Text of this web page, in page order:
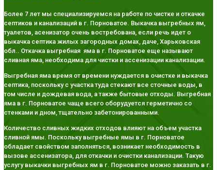
Более 7 лет мы специализируемся на работе по чистке и откачке
септиков и канализаций в г. Порноватое. Выкачка выгребных ям,
туалетов, асенизатор очень востребована, если речь идет о
выкачка септика жилых загородных домах, даче, Харьковская
обл.. Откачка выгребная яма в г. Порноватое еще называют
сливная яма, необходима для чистки и ассенизации канализации.
Выгребная яма время от времени нуждается в очистке и выкачка
септика, поскольку с участка туда стекают все сточные воды, в
том числе и дождевая вода, а также бытовые отходы. Выгребная
яма в г. Порноватое чаще всего оборудуется герметично со
стенками и дном, тщательно забетонированными.
Количество сливных жидких отходов влияют на объем участка
сливной ямы. Поскольку выгребные ямы в г. Порноватое
обладает свойством заполняться, возникает необходимость в
вызове ассенизатора, для откачки и очистки канализации. Такую
услугу выкачки выгребных ям в г. Порноватое можно заказать в г.